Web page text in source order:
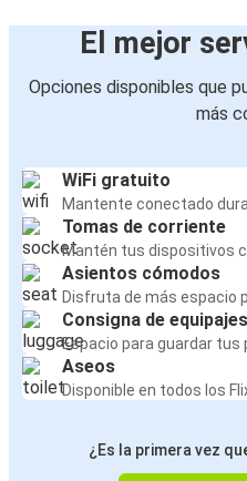
El mejor
Opciones disponibles que
más
WiFi gratuito
Mantente conectado
Tomas de corriente
Mantén tus dispositivos
Asientos cómodos
Disfruta de más espacio
Consigna de equipajes
Espacio para guardar
Aseos
Disponible en todos los
¿Es la primera vez